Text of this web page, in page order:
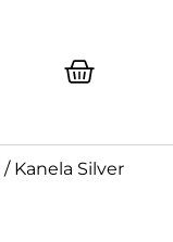
/ Kanela Silver